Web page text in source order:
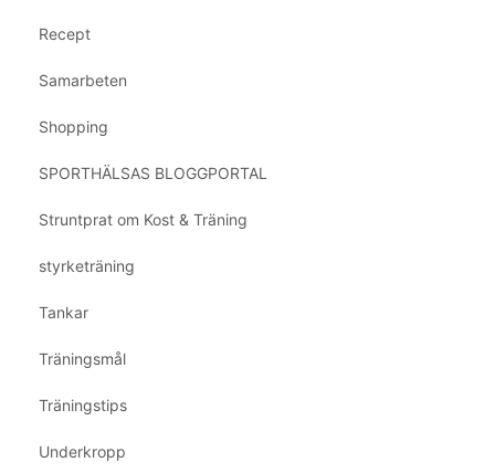
Recept
Samarbeten
Shopping
SPORTHÄLSAS BLOGGPORTAL
Struntprat om Kost & Träning
styrketräning
Tankar
Träningsmål
Träningstips
Underkropp